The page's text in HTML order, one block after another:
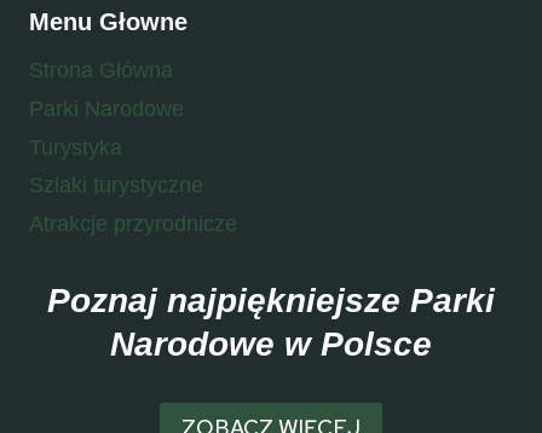
Menu Głowne
Strona Główna
Parki Narodowe
Turystyka
Szlaki turystyczne
Atrakcje przyrodnicze
Poznaj najpiękniejsze Parki
Narodowe w Polsce
ZOBACZ WIĘCEJ